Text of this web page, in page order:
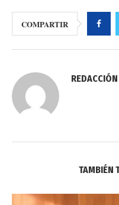
COMPARTIR
TAMBIÉN